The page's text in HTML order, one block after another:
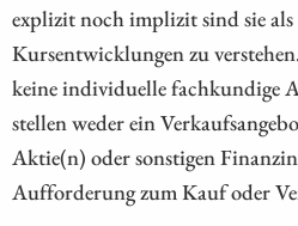
explizit noch implizit sind sie
Kursentwicklungen zu
keine individuelle fachkundige
stellen weder ein
Aktie(n) oder sonstigen
Aufforderung zum Kauf oder